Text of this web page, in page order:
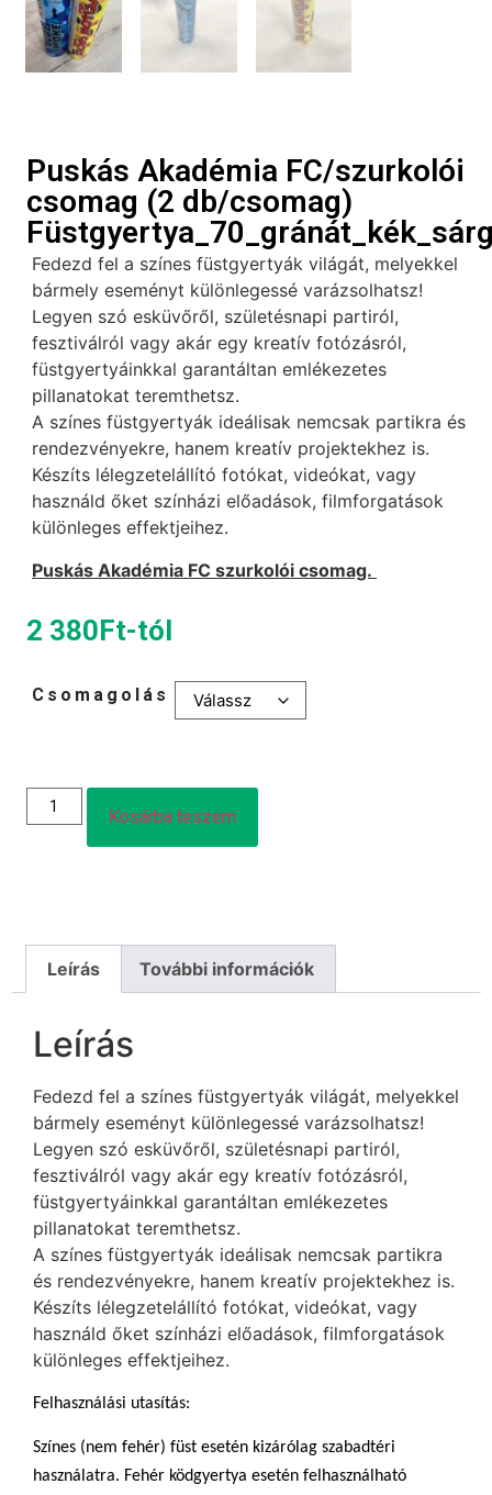
Puskás Akadémia FC/szurkolói
csomag (2 db/csomag)
Fedezd fel a színes füstgyertyák világát, melyekkel
bármely eseményt különlegessé varázsolhatsz!
Legyen szó esküvőről, születésnapi partiról,
fesztiválról vagy akár egy kreatív fotózásról,
füstgyertyáinkkal garantáltan emlékezetes
pillanatokat teremthetsz.
A színes füstgyertyák ideálisak nemcsak partikra és
rendezvényekre, hanem kreatív projektekhez is.
Készíts lélegzetelállító fotókat, videókat, vagy
használd őket színházi előadások, filmforgatások
különleges effektjeihez.
Puskás Akadémia FC szurkolói csomag.
2 380Ft-tól
Csomagolás
Kosárba teszem
Leírás További információk
Leírás
Fedezd fel a színes füstgyertyák világát, melyekkel
bármely eseményt különlegessé varázsolhatsz!
Legyen szó esküvőről, születésnapi partiról,
fesztiválról vagy akár egy kreatív fotózásról,
füstgyertyáinkkal garantáltan emlékezetes
pillanatokat teremthetsz.
A színes füstgyertyák ideálisak nemcsak partikra
és rendezvényekre, hanem kreatív projektekhez is.
Készíts lélegzetelállító fotókat, videókat, vagy
használd őket színházi előadások, filmforgatások
különleges effektjeihez.
Felhasználási utasítás:
Színes (nem fehér) füst esetén kizárólag szabadtéri
használatra. Fehér ködgyertya esetén felhasználható